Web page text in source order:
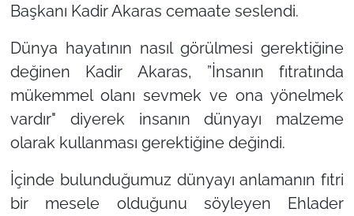
Başkanı Kadir Akaras cemaate seslendi.
Dünya hayatının nasıl görülmesi gerektiğine
değinen Kadir Akaras, ”İnsanın fıtratında
mükemmel olanı sevmek ve ona yönelmek
vardır" diyerek insanın dünyayı malzeme
olarak kullanması gerektiğine değindi.
İçinde bulunduğumuz dünyayı anlamanın fıtri
bir mesele olduğunu söyleyen Ehlader